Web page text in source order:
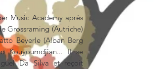
Music Academy après
Grossraming (Autriche)
Beyerle (Alban Berg
Kouyoumdjian... Il se
Da Silva et reçoit